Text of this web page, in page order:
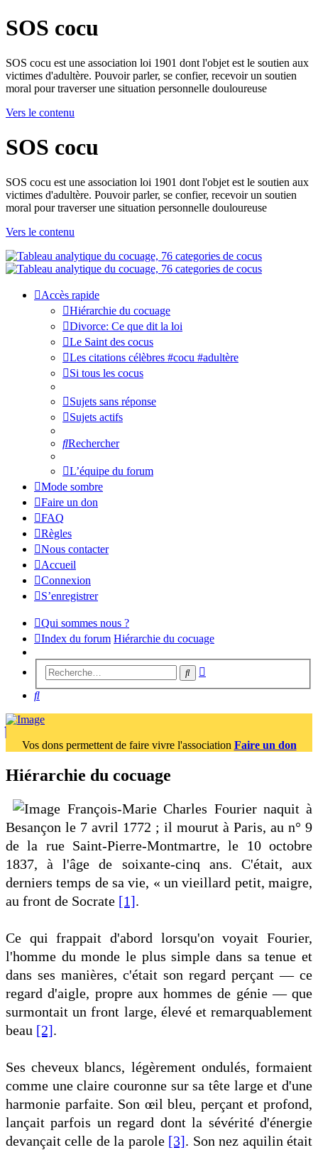
SOS cocu
SOS cocu est une association loi 1901 dont l'objet est le soutien aux
victimes d'adultère. Pouvoir parler, se confier, recevoir un soutien
moral pour traverser une situation personnelle douloureuse
Vers le contenu
SOS cocu
SOS cocu est une association loi 1901 dont l'objet est le soutien aux
victimes d'adultère. Pouvoir parler, se confier, recevoir un soutien
moral pour traverser une situation personnelle douloureuse
Vers le contenu
Accès rapide
Hiérarchie du cocuage
Divorce: Ce que dit la loi
Le Saint des cocus
Les citations célèbres #cocu #adultère
Si tous les cocus
Sujets sans réponse
Sujets actifs
Rechercher
L’équipe du forum
Mode sombre
Faire un don
FAQ
Règles
Nous contacter
Accueil
Connexion
S’enregistrer
Qui sommes nous ?
Index du forum Hiérarchie du cocuage
Rechercher
Rechercher
Vos dons permettent de faire vivre l'association Faire un don
Hiérarchie du cocuage
François-Marie Charles Fourier naquit à
Besançon le 7 avril 1772 ; il mourut à Paris, au n° 9
de la rue Saint-Pierre-Montmartre, le 10 octobre
1837, à l'âge de soixante-cinq ans. C'était, aux
derniers temps de sa vie, « un vieillard petit, maigre,
au front de Socrate [1].
Ce qui frappait d'abord lorsqu'on voyait Fourier,
l'homme du monde le plus simple dans sa tenue et
dans ses manières, c'était son regard perçant — ce
regard d'aigle, propre aux hommes de génie — que
surmontait un front large, élevé et remarquablement
beau [2].
Ses cheveux blancs, légèrement ondulés, formaient
comme une claire couronne sur sa tête large et d'une
harmonie parfaite. Son œil bleu, perçant et profond,
lançait parfois un regard dont la sévérité d'énergie
devançait celle de la parole [3]. Son nez aquilin était